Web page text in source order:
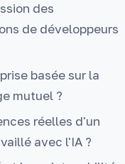
des
de développeurs
basée sur la
mutuel ?
réelles d'un
avec l'IA ?